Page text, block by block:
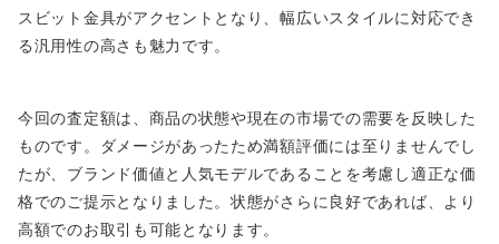
スビット金具がアクセントとなり、幅広いスタイルに対応でき
る汎用性の高さも魅力です。
今回の査定額は、商品の状態や現在の市場での需要を反映した
ものです。ダメージがあったため満額評価には至りませんでし
たが、ブランド価値と人気モデルであることを考慮し適正な価
格でのご提示となりました。状態がさらに良好であれば、より
高額でのお取引も可能となります。